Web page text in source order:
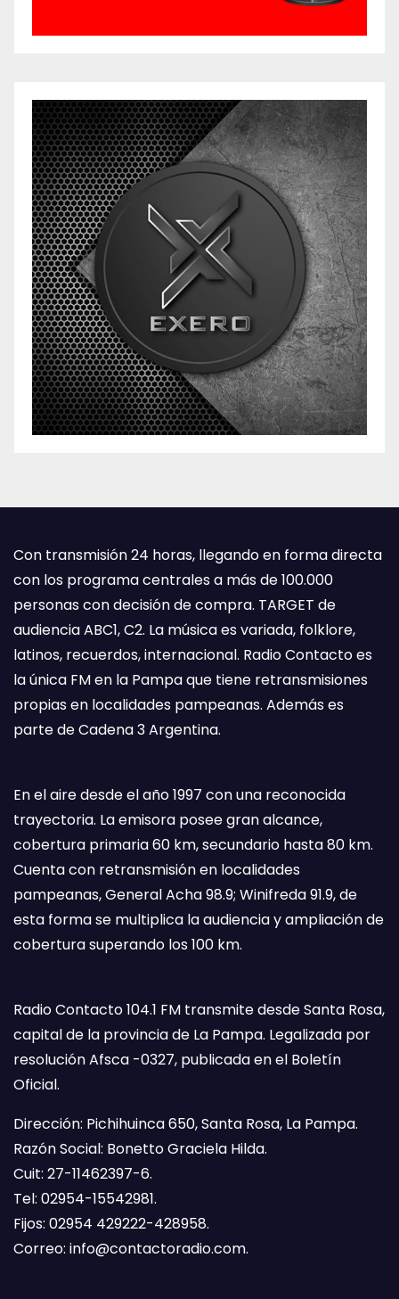
Con transmisión 24 horas, llegando en forma directa
con los programa centrales a más de 100.000
personas con decisión de compra. TARGET de
audiencia ABC1, C2. La música es variada, folklore,
latinos, recuerdos, internacional. Radio Contacto es
la única FM en la Pampa que tiene retransmisiones
propias en localidades pampeanas. Además es
parte de Cadena 3 Argentina.
En el aire desde el año 1997 con una reconocida
trayectoria. La emisora posee gran alcance,
cobertura primaria 60 km, secundario hasta 80 km.
Cuenta con retransmisión en localidades
pampeanas, General Acha 98.9; Winifreda 91.9, de
esta forma se multiplica la audiencia y ampliación de
cobertura superando los 100 km.
Radio Contacto 104.1 FM transmite desde Santa Rosa,
capital de la provincia de La Pampa. Legalizada por
resolución Afsca -0327, publicada en el Boletín
Oficial.
Dirección: Pichihuinca 650, Santa Rosa, La Pampa.
Razón Social: Bonetto Graciela Hilda.
Cuit: 27-11462397-6.
Tel: 02954-15542981.
Fijos: 02954 429222-428958.
Correo: info@contactoradio.com.